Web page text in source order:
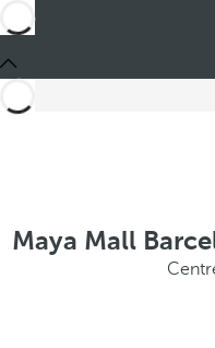
Maya Mall